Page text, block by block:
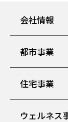
グランプリ受
－
2026.03.31
会社情報
都市事業
住宅事業
ウェルネス